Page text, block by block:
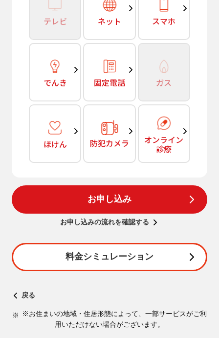
テレビ ネット スマホ
でんき 固定電話 ガス
ほけん 防犯カメラ オンライン
診療
お申し込み
お申し込みの流れを確認する
料金シミュレーション
戻る
※お住まいの地域・住居形態によって、一部サービスがご利
用いただけない場合がございます。